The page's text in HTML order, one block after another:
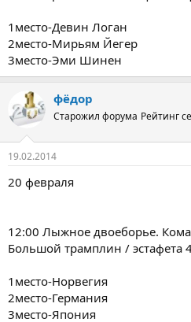
1место-Девин Логан
2место-Мирьям Йегер
3место-Эми Шинен
фёдор
Старожил форума Рейтинг
19.02.2014
20 февраля
12:00 Лыжное двоеборье.
Большой трамплин / эстафета
1место-Норвегия
2место-Германия
3место-Япония